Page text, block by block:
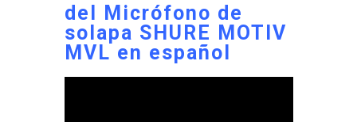
del Micrófono de
solapa SHURE MOTIV
MVL en español